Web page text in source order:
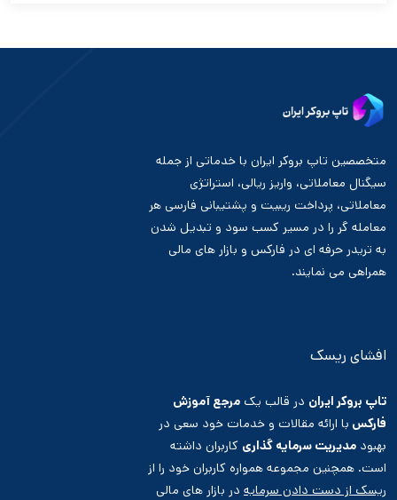
متخصصین تاپ بروکر ایران با خدماتی از جمله
سیگنال معاملاتی، واریز ریالی، استراتژی
معاملاتی، پرداخت ریبیت و پشتیبانی فارسی هر
معامله گر را در مسیر کسب سود و تبدیل شدن
به تریدر حرفه ای در فارکس و بازار های مالی
همراهی می نمایند.
افشای ریسک
تاپ بروکر ایران در قالب یک مرجع آموزش
فارکس با ارائه مقالات و خدمات خود سعی در
بهبود مدیریت سرمایه گذاری کاربران داشته
است. همچنین مجموعه همواره کاربران خود را از
ریسک از دست دادن سرمایه در بازار های مالی